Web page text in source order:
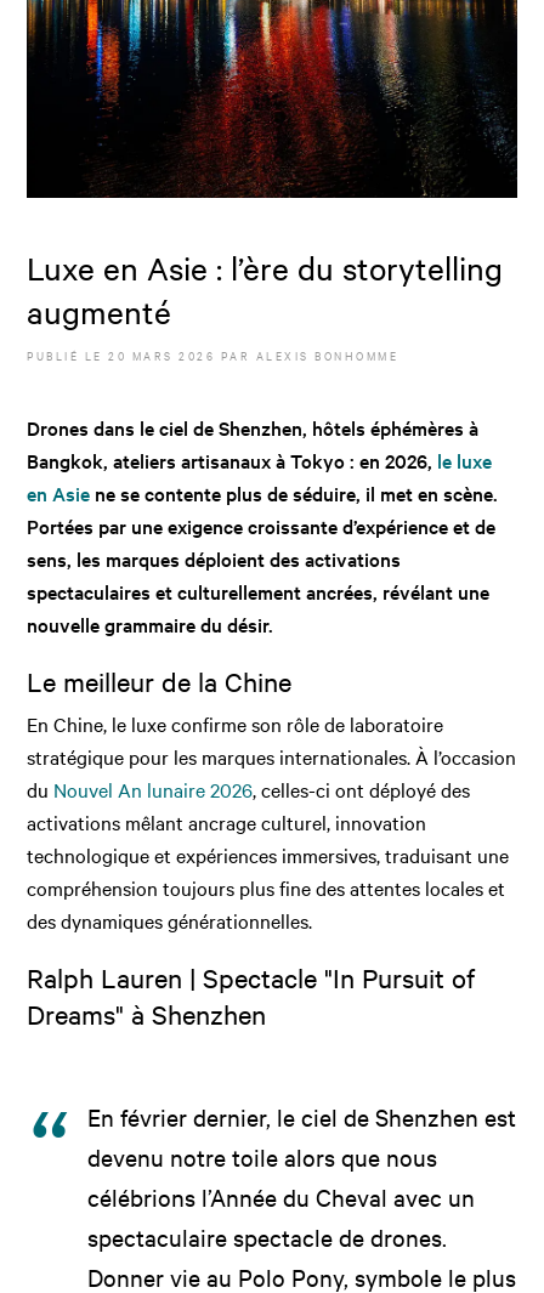
Luxe en Asie : l’ère du storytelling
augmenté
PUBLIÉ LE20 MARS 2026 PAR ALEXIS BONHOMME
Drones dans le ciel de Shenzhen, hôtels éphémères à
Bangkok, ateliers artisanaux à Tokyo : en 2026, le luxe
en Asie ne se contente plus de séduire, il met en scène.
Portées par une exigence croissante d’expérience et de
sens, les marques déploient des activations
spectaculaires et culturellement ancrées, révélant une
nouvelle grammaire du désir.
Le meilleur de la Chine
En Chine, le luxe confirme son rôle de laboratoire
stratégique pour les marques internationales. À l’occasion
du Nouvel An lunaire 2026, celles-ci ont déployé des
activations mêlant ancrage culturel, innovation
technologique et expériences immersives, traduisant une
compréhension toujours plus fine des attentes locales et
des dynamiques générationnelles.
Ralph Lauren | Spectacle "In Pursuit of
Dreams" à Shenzhen
En février dernier, le ciel de Shenzhen est
devenu notre toile alors que nous
célébrions l’Année du Cheval avec un
spectaculaire spectacle de drones.
Donner vie au Polo Pony, symbole le plus